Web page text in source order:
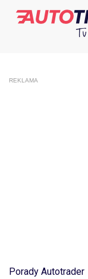
REKLAMA
Porady Autotrader